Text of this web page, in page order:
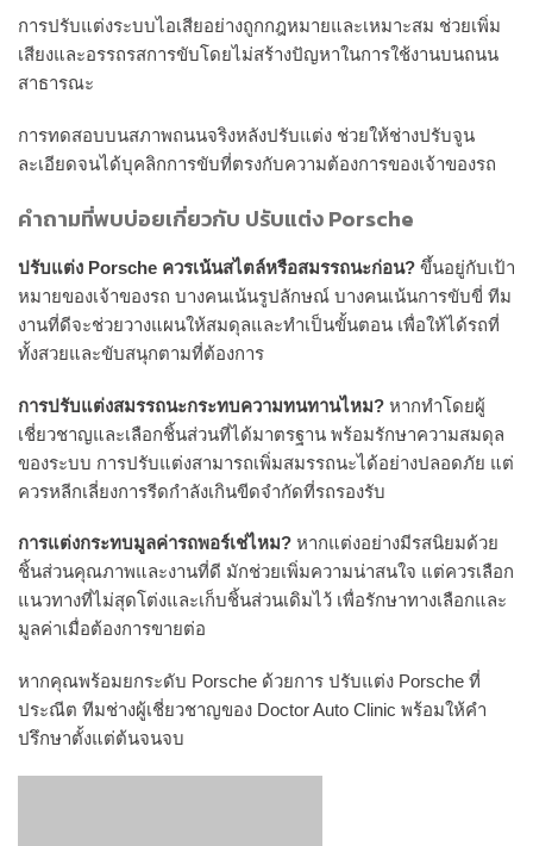
การปรับแต่งระบบไอเสียอย่างถูกกฎหมายและเหมาะสม ช่วยเพิ่ม
เสียงและอรรถรสการขับโดยไม่สร้างปัญหาในการใช้งานบนถนน
สาธารณะ
การทดสอบบนสภาพถนนจริงหลังปรับแต่ง ช่วยให้ช่างปรับจูน
ละเอียดจนได้บุคลิกการขับที่ตรงกับความต้องการของเจ้าของรถ
คำถามที่พบบ่อยเกี่ยวกับ ปรับแต่ง Porsche
ปรับแต่ง Porsche ควรเน้นสไตล์หรือสมรรถนะก่อน? ขึ้นอยู่กับเป้า
หมายของเจ้าของรถ บางคนเน้นรูปลักษณ์ บางคนเน้นการขับขี่ ทีม
งานที่ดีจะช่วยวางแผนให้สมดุลและทำเป็นขั้นตอน เพื่อให้ได้รถที่
ทั้งสวยและขับสนุกตามที่ต้องการ
การปรับแต่งสมรรถนะกระทบความทนทานไหม? หากทำโดยผู้
เชี่ยวชาญและเลือกชิ้นส่วนที่ได้มาตรฐาน พร้อมรักษาความสมดุล
ของระบบ การปรับแต่งสามารถเพิ่มสมรรถนะได้อย่างปลอดภัย แต่
ควรหลีกเลี่ยงการรีดกำลังเกินขีดจำกัดที่รถรองรับ
การแต่งกระทบมูลค่ารถพอร์เช่ไหม? หากแต่งอย่างมีรสนิยมด้วย
ชิ้นส่วนคุณภาพและงานที่ดี มักช่วยเพิ่มความน่าสนใจ แต่ควรเลือก
แนวทางที่ไม่สุดโต่งและเก็บชิ้นส่วนเดิมไว้ เพื่อรักษาทางเลือกและ
มูลค่าเมื่อต้องการขายต่อ
หากคุณพร้อมยกระดับ Porsche ด้วยการ ปรับแต่ง Porsche ที่
ประณีต ทีมช่างผู้เชี่ยวชาญของ Doctor Auto Clinic พร้อมให้คำ
ปรึกษาตั้งแต่ต้นจนจบ